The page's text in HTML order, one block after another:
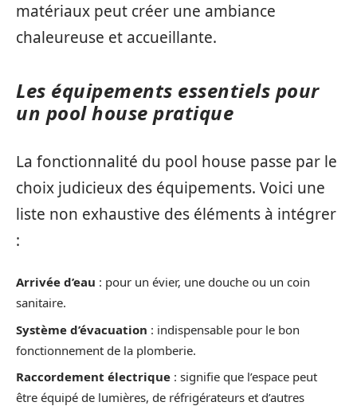
matériaux peut créer une ambiance
chaleureuse et accueillante.
Les équipements essentiels pour
un pool house pratique
La fonctionnalité du pool house passe par le
choix judicieux des équipements. Voici une
liste non exhaustive des éléments à intégrer
:
Arrivée d’eau : pour un évier, une douche ou un coin
sanitaire.
Système d’évacuation : indispensable pour le bon
fonctionnement de la plomberie.
Raccordement électrique : signifie que l’espace peut
être équipé de lumières, de réfrigérateurs et d’autres